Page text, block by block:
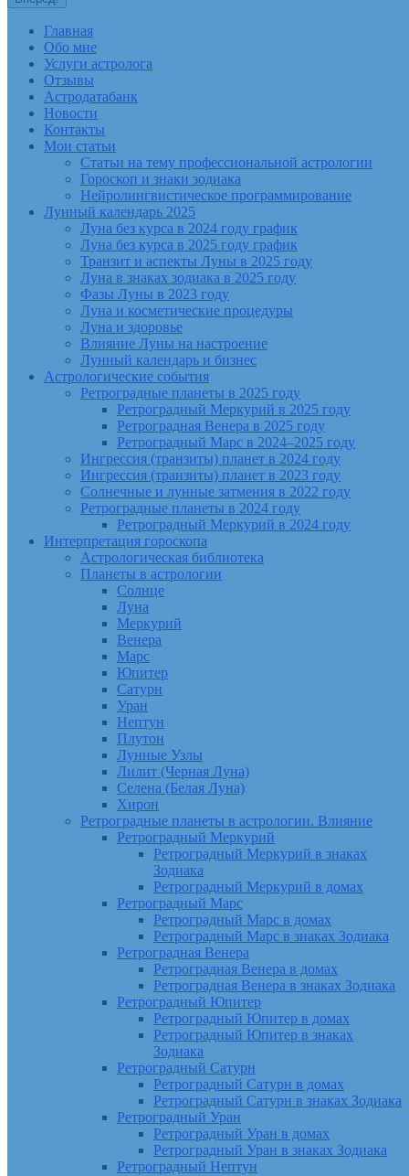
Главная
Обо мне
Услуги астролога
Отзывы
Астродатабанк
Новости
Контакты
Мои статьи
Статьи на тему профессиональной астрологии
Гороскоп и знаки зодиака
Нейролингвистическое программирование
Лунный календарь 2025
Луна без курса в 2024 году график
Луна без курса в 2025 году график
Транзит и аспекты Луны в 2025 году
Луна в знаках зодиака в 2025 году
Фазы Луны в 2023 году
Луна и косметические процедуры
Луна и здоровье
Влияние Луны на настроение
Лунный календарь и бизнес
Астрологические события
Ретроградные планеты в 2025 году
Ретроградный Меркурий в 2025 году
Ретроградная Венера в 2025 году
Ретроградный Марс в 2024–2025 году
Ингрессия (транзиты) планет в 2024 году
Ингрессия (транзиты) планет в 2023 году
Солнечные и лунные затмения в 2022 году
Ретроградные планеты в 2024 году
Ретроградный Меркурий в 2024 году
Интерпретация гороскопа
Астрологическая библиотека
Планеты в астрологии
Солнце
Луна
Меркурий
Венера
Марс
Юпитер
Сатурн
Уран
Нептун
Плутон
Лунные Узлы
Лилит (Черная Луна)
Селена (Белая Луна)
Хирон
Ретроградные планеты в астрологии. Влияние
Ретроградный Меркурий
Ретроградный Меркурий в знаках
Зодиака
Ретроградный Меркурий в домах
Ретроградный Марс
Ретроградный Марс в домах
Ретроградный Марс в знаках Зодиака
Ретроградная Венера
Ретроградная Венера в домах
Ретроградная Венера в знаках Зодиака
Ретроградный Юпитер
Ретроградный Юпитер в домах
Ретроградный Юпитер в знаках
Зодиака
Ретроградный Сатурн
Ретроградный Сатурн в домах
Ретроградный Сатурн в знаках Зодиака
Ретроградный Уран
Ретроградный Уран в домах
Ретроградный Уран в знаках Зодиака
Ретроградный Нептун